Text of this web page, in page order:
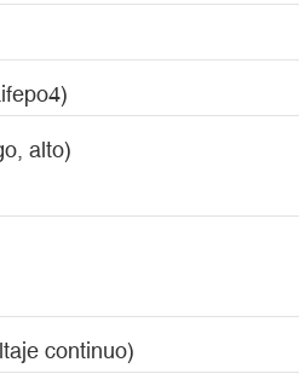
alto)
continuo)